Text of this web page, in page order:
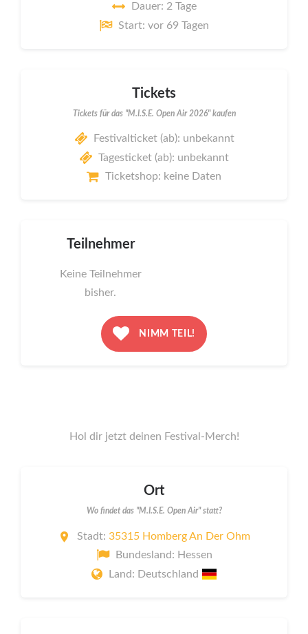
Dauer: 2 Tage
Start: vor 69 Tagen
Tickets
Tickets für das "M.I.S.E. Open Air 2026" kaufen
Festivalticket (ab): unbekannt
Tagesticket (ab): unbekannt
Ticketshop: keine Daten
Teilnehmer
Keine Teilnehmer
bisher.
NIMM TEIL!
Hol dir jetzt deinen Festival-Merch!
Ort
Wo findet das "M.I.S.E. Open Air" statt?
Stadt: 35315 Homberg An Der Ohm
Bundesland: Hessen
Land: Deutschland